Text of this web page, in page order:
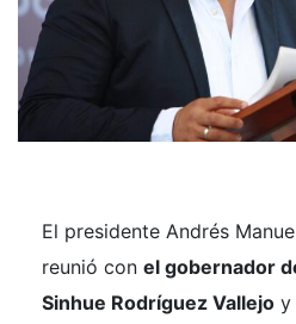
El presidente Andrés
reunió con el gobernador
Sinhue Rodríguez Vallejo y